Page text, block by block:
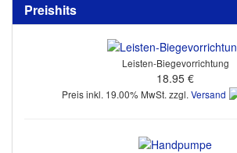
Preishits
Leisten-Biegevorrichtung
18.95 €
Preis inkl. 19.00% MwSt. zzgl. Versand